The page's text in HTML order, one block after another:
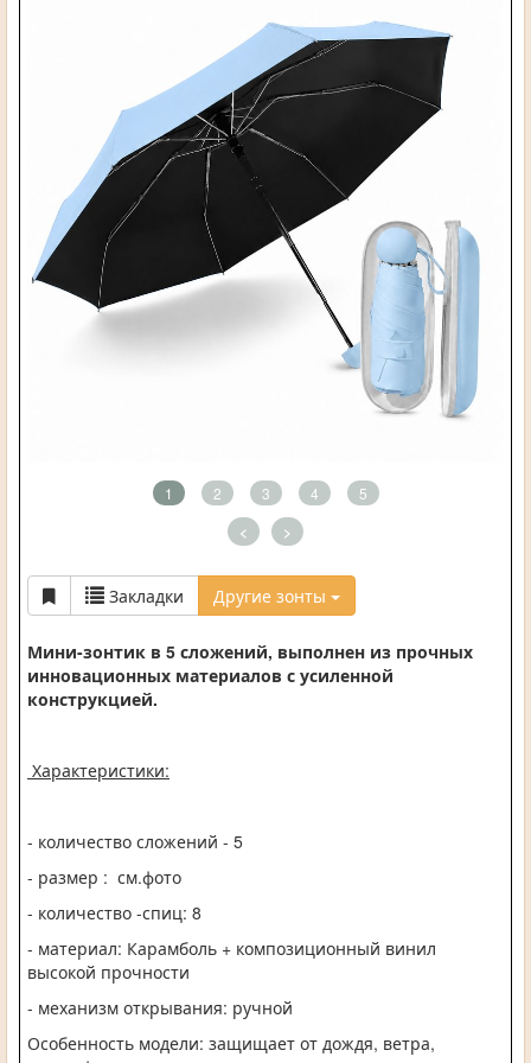
1 2 3 4 5
< >
Закладки Другие зонты
Мини-зонтик в 5 сложений, выполнен из прочных
инновационных материалов с усиленной
конструкцией.
Характеристики:
- количество сложений - 5
- размер : см.фото
- количество -спиц: 8
- материал: Карамболь + композиционный винил
высокой прочности
- механизм открывания: ручной
Особенность модели: защищает от дождя, ветра,